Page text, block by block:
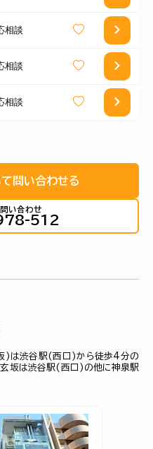
相談
相談
相談
問い合わせる
い合わせ
512
坂)は渋谷駅(西口)から徒歩4分の
道玄坂は渋谷駅(西口)の他に神泉駅